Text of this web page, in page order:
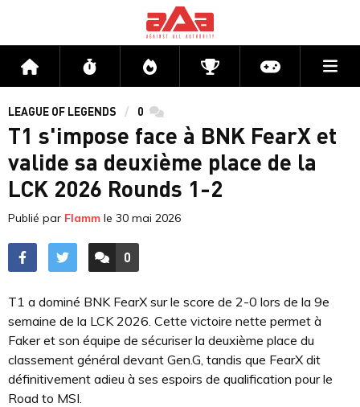
Accueil Flux Directs CompétitionsActu jeux
LEAGUE OF LEGENDS 0 commentaires
T1 s'impose face à BNK FearX et
valide sa deuxième place de la
LCK 2026 Rounds 1-2
Publié par Flamm le 30 mai 2026
ACCÉDER AUX
0
COMMENTAIRES
T1 a dominé BNK FearX sur le score de 2-0 lors de la 9e
semaine de la LCK 2026. Cette victoire nette permet à
Faker et son équipe de sécuriser la deuxième place du
classement général devant Gen.G, tandis que FearX dit
définitivement adieu à ses espoirs de qualification pour le
Road to MSI.